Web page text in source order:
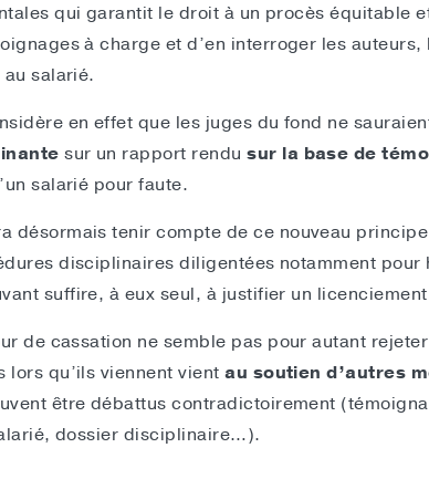
qui garantit le droit à un procès équitable
à charge et d’en interroger les
salarié.
en effet que les juges du fond ne
sur un rapport rendusur la base de
salarié pour faute.
désormais tenir compte de ce nouveau
disciplinaires diligentées notamment
suffire, à eux seul, à justifier un
de cassation ne semble pas pour autant
lors qu’ils viennent vientau soutien d’autres
être débattus contradictoirement
dossier disciplinaire…).